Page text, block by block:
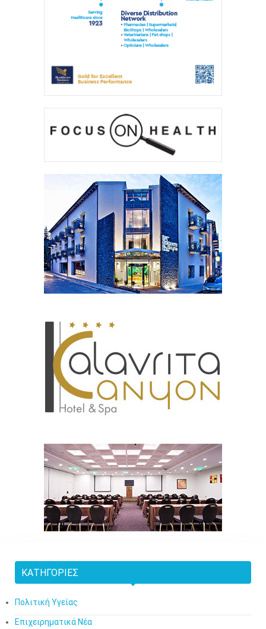
ΚΑΤΗΓΟΡΊΕΣ
Πολιτική Υγείας
Επιχειρηματικά Νέα